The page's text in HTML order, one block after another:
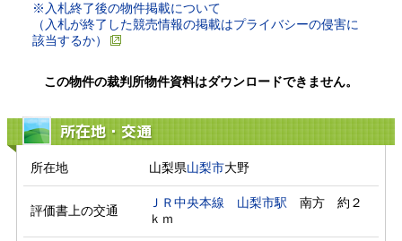
※入札終了後の物件掲載について
（入札が終了した競売情報の掲載はプライバシーの侵害に
該当するか）
この物件の裁判所物件資料はダウンロードできません。
所在地・交通
所在地 山梨県山梨市大野
評価書上の交通
ＪＲ中央本線 山梨市駅 南方　約２
ｋｍ